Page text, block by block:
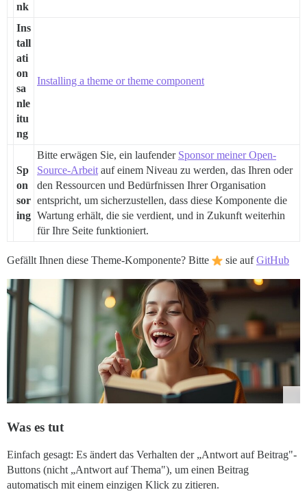
nk
Ins
tall
ati
on
sa
nle
itu
ng
Installing a theme or theme component
Sp
on
sor
ing
Bitte erwägen Sie, ein laufender Sponsor meiner Open-
Source-Arbeit auf einem Niveau zu werden, das Ihren oder
den Ressourcen und Bedürfnissen Ihrer Organisation
entspricht, um sicherzustellen, dass diese Komponente die
Wartung erhält, die sie verdient, und in Zukunft weiterhin
für Ihre Seite funktioniert.
Gefällt Ihnen diese Theme-Komponente? Bitte sie aufGitHub
Was es tut
Einfach gesagt: Es ändert das Verhalten der „Antwort auf Beitrag"-
Buttons (nicht „Antwort auf Thema"), um einen Beitrag
automatisch mit einem einzigen Klick zu zitieren.